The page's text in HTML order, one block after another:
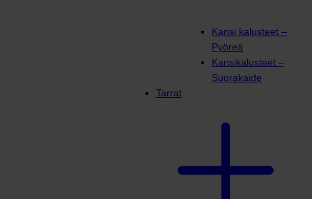
Kansi kalusteet –
Pyöreä
Kansikalusteet –
Suorakaide
Tarrat